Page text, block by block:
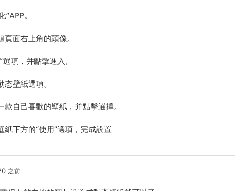
。
面右上角的頭像。
項，并點擊進入。
壁紙選項。
自己喜歡的壁紙，并點擊選擇。
下方的“使用”選項，完成設置
之前